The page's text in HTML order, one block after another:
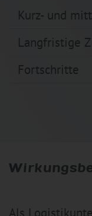
Kurz- und
Langfristige
Fortschritte
Als